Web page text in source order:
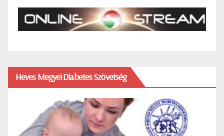
Heves Megyei Diabetes Szövetség